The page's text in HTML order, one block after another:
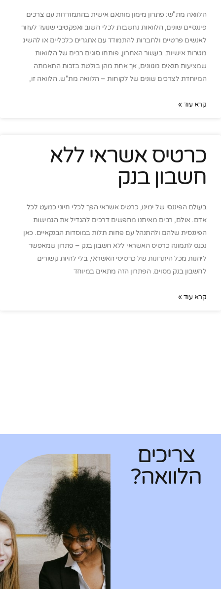
הלוואה מת"ש: פתרון מימון מותאם אישית בהתמודדות עם צרכים
פיננסיים שונים, הלוואות נחשבות לכלי חשוב ואפקטיבי שנועד לעזור
לאנשים פרטיים ולחברות להתמודד עם אתגרים כלכליים או להשיג
מטרות אישיות. בעשור האחרון, פותחו סוגים רבים של הלוואות
שמציעות תנאים מגוונים, אך אחת מהן בולטת בזכות התאמתה
המיוחדת לצרכים שונים של לקוחות – הלוואה מת"ש. הלוואה זו,
קרא עוד »
כרטיס אשראי ללא
חשבון בנק
בעולם הפיננסי של ימינו, כרטיס אשראי הפך לכלי חיוני כמעט לכל
אדם. אולם, רבים מאיתנו מחפשים דרכים להגדיל את הגמישות
הפיננסית שלהם ולהתנהל עם פחות תלות במוסדות הבנקאיים. כאן
נכנס לתמונה כרטיס האשראי ללא חשבון בנק – פתרון שמאפשר
ליהנות מכל היתרונות של כרטיסי האשראי, בלי להיות קשורים
לחשבון בנק מסוים. הפתרון הזה מתאים במיוחד
קרא עוד »
צריכים
הלוואה?